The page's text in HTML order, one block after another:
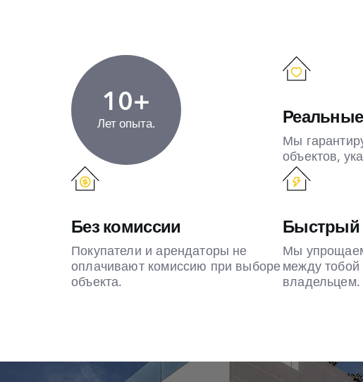
10+
Лет опыта.
Мы
объектов,
Без комиссии
Покупатели и арендаторы не
оплачивают комиссию при выборе
объекта.
Быстрый
Мы
между
владельцем.